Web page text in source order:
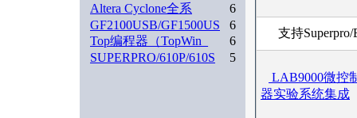
Altera Cyclone全系
6
GF2100USB/GF1500US
6
Top编程器（TopWin_
6
SUPERPRO/610P/610S
5
支持
LAB9000微控
器实验系统集成